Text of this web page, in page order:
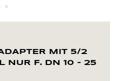
MIT 5/2
NUR F. DN 10 – 25